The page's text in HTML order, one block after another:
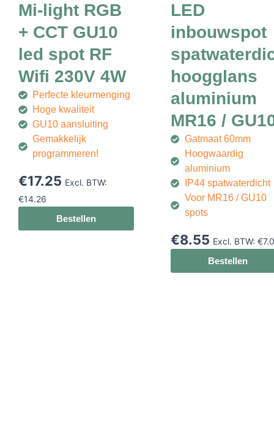
Mi-light RGB
+ CCT GU10
led spot RF
Wifi 230V 4W
Perfecte kleurmenging
Hoge kwaliteit
GU10 aansluiting
Gemakkelijk
programmeren!
€17.25 Excl. BTW:
€14.26
Bestellen
LED
inbouwspot
hoogglans
aluminium
MR16 /
Gatmaat 60mm
Hoogwaardig
aluminium
IP44 spatwaterdicht
Voor MR16 / GU10
spots
€8.55 Excl. BTW: €
Bestellen